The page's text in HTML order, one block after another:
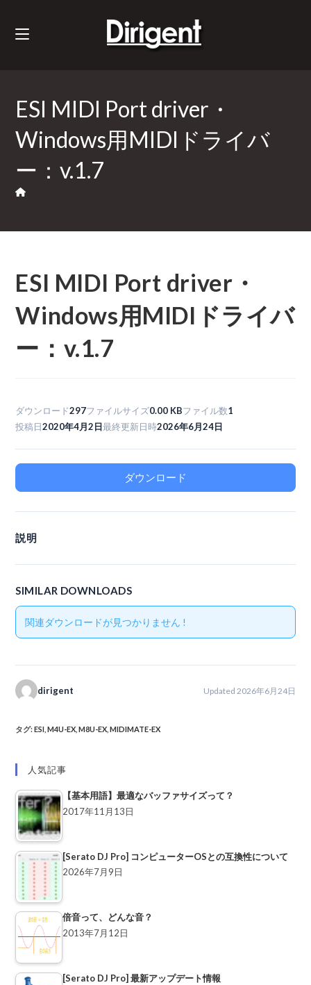
ESI MIDI Port driver・
Windows用MIDIドライバ
ー：v.1.7
ESI MIDI Port driver・
Windows用MIDIドライバ
ー：v.1.7
ダウンロード297ファイルサイズ0.00 KBファイル数1
投稿日2020年4月2日最終更新日時2026年6月24日
ダウンロード
説明
SIMILAR DOWNLOADS
関連ダウンロードが見つかりません !
dirigent Updated 2026年6月24日
タグ:ESI M4U-EX M8U-EX MIDIMATE-EX
人気記事
【基本用語】最適なバッファサイズって？
2017年11月13日
[Serato DJ Pro] コンピューターOSとの互換性について
2026年7月9日
倍音って、どんな音？
2013年7月12日
[Serato DJ Pro] 最新アップデート情報